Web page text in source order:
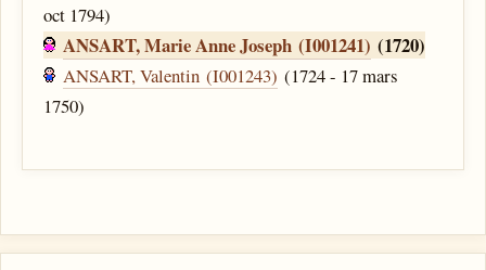
oct 1794)
ANSART, Marie Anne Joseph (I001241) (1720)
ANSART, Valentin (I001243) (1724 - 17 mars
1750)